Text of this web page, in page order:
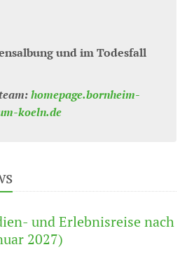
und im Todesfall
homepage.bornheim-
koeln.de
und Erlebnisreise nach
2027)